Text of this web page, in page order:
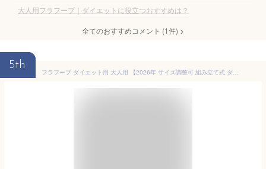
大人用フラフープ｜ダイエットに役立つおすすめは？
全てのおすすめコメント (1件) >
5th
フラフープ ダイエット用 大人用 【2026年 サイズ調整可 組み立て式 ダイエット 体操用品 ウエスト くびれ 引き締め 有酸素運動 サイズ調整可 直径約96cm 8本組 子供用